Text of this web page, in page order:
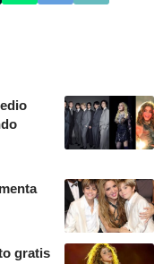
gratis